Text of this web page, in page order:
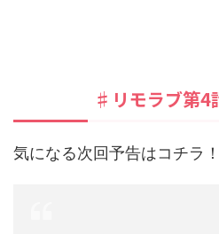
♯リモラブ第4
気になる次回予告はコチラ！